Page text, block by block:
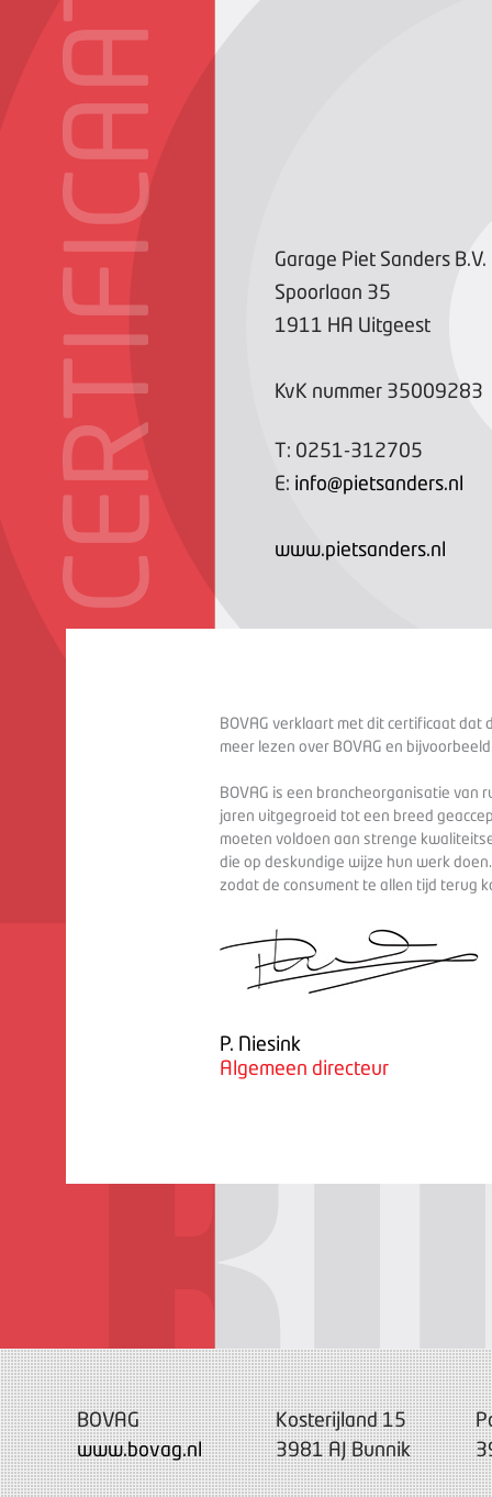
CERTIFICAAT
Garage Piet Sanders B.V.
Spoorlaan 35
1911 HA Uitgeest
KvK nummer 35009283
T: 0251-312705
E: info@pietsanders.nl
www.pietsanders.nl
BOVAG verklaart met dit certificaat dat
meer lezen over BOVAG en
BOVAG is een brancheorganisatie van
jaren uitgegroeid tot een breed
moeten voldoen aan strenge
die op deskundige wijze hun werk
zodat de consument te allen tijd terug
P. Niesink
Algemeen directeur
BOVAG
www.bovag.nl
Kosterijland 15
3981 AJ Bunnik